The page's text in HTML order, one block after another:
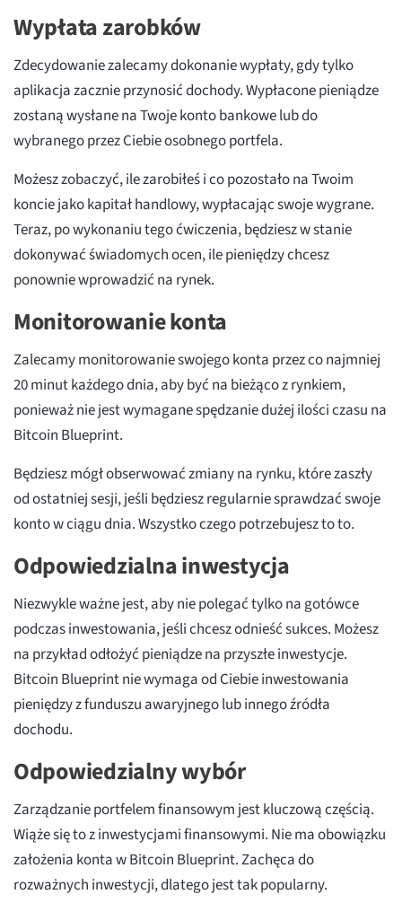
Wypłata zarobków
Zdecydowanie zalecamy dokonanie wypłaty, gdy tylko
aplikacja zacznie przynosić dochody. Wypłacone pieniądze
zostaną wysłane na Twoje konto bankowe lub do
wybranego przez Ciebie osobnego portfela.
Możesz zobaczyć, ile zarobiłeś i co pozostało na Twoim
koncie jako kapitał handlowy, wypłacając swoje wygrane.
Teraz, po wykonaniu tego ćwiczenia, będziesz w stanie
dokonywać świadomych ocen, ile pieniędzy chcesz
ponownie wprowadzić na rynek.
Monitorowanie konta
Zalecamy monitorowanie swojego konta przez co najmniej
20 minut każdego dnia, aby być na bieżąco z rynkiem,
ponieważ nie jest wymagane spędzanie dużej ilości czasu na
Bitcoin Blueprint.
Będziesz mógł obserwować zmiany na rynku, które zaszły
od ostatniej sesji, jeśli będziesz regularnie sprawdzać swoje
konto w ciągu dnia. Wszystko czego potrzebujesz to to.
Odpowiedzialna inwestycja
Niezwykle ważne jest, aby nie polegać tylko na gotówce
podczas inwestowania, jeśli chcesz odnieść sukces. Możesz
na przykład odłożyć pieniądze na przyszłe inwestycje.
Bitcoin Blueprint nie wymaga od Ciebie inwestowania
pieniędzy z funduszu awaryjnego lub innego źródła
dochodu.
Odpowiedzialny wybór
Zarządzanie portfelem finansowym jest kluczową częścią.
Wiąże się to z inwestycjami finansowymi. Nie ma obowiązku
założenia konta w Bitcoin Blueprint. Zachęca do
rozważnych inwestycji, dlatego jest tak popularny.